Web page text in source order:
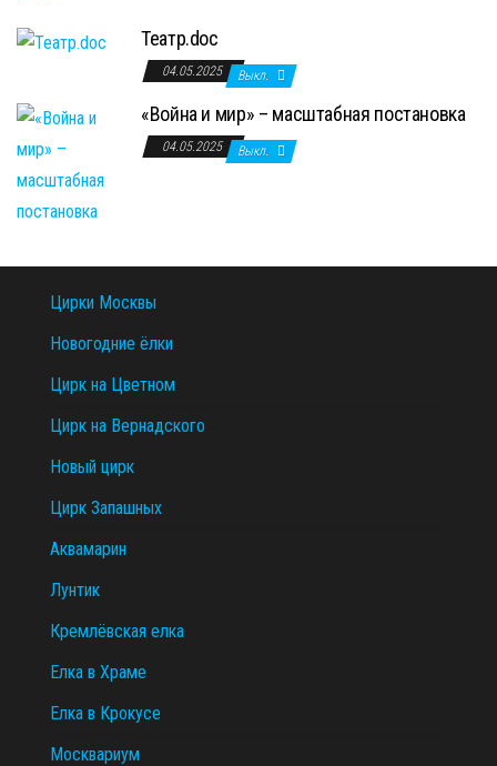
Театр.doc
04.05.2025 Выкл.
«Война и мир» – масштабная постановка
04.05.2025 Выкл.
Цирки Москвы
Новогодние ёлки
Цирк на Цветном
Цирк на Вернадского
Новый цирк
Цирк Запашных
Аквамарин
Лунтик
Кремлёвская елка
Елка в Храме
Елка в Крокусе
Москвариум